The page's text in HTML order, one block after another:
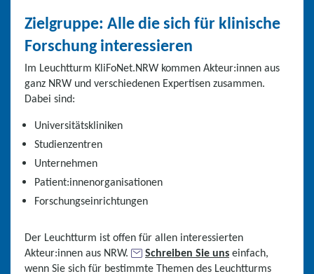
Zielgruppe: Alle die sich für klinische
Forschung interessieren
Im Leuchtturm KliFoNet.NRW kommen Akteur:innen aus
ganz NRW und verschiedenen Expertisen zusammen.
Dabei sind:
Universitätskliniken
Studienzentren
Unternehmen
Patient:innenorganisationen
Forschungseinrichtungen
Der Leuchtturm ist offen für allen interessierten
Akteur:innen aus NRW.
Schreiben Sie uns einfach,
wenn Sie sich für bestimmte Themen des Leuchtturms